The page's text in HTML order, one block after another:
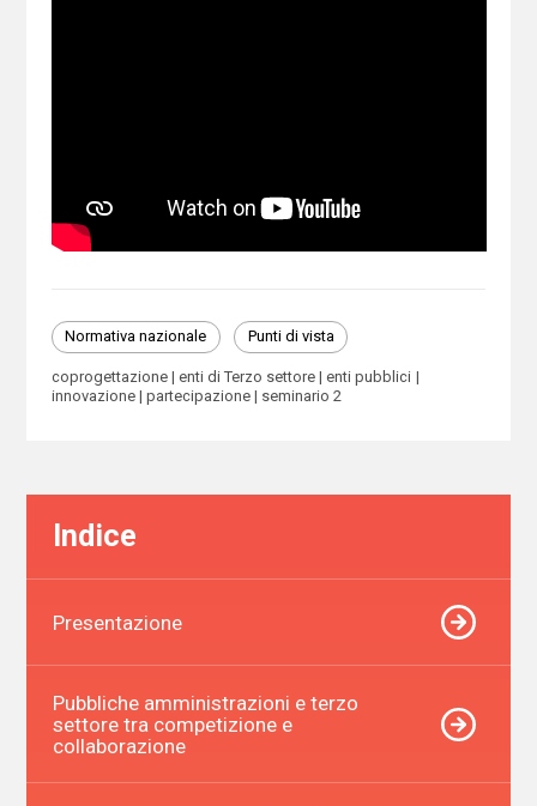
Normativa nazionale Punti di vista
coprogettazione enti di Terzo settore
enti pubblici
innovazione
partecipazione seminario 2
Indice
Presentazione
Pubbliche amministrazioni e terzo
settore tra competizione e
collaborazione